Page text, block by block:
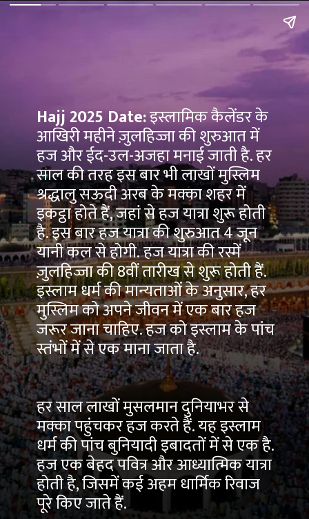
Hajj 2025 Date:इस्लामिक कैलेंडर के
आखिरी महीने ज़ुलहिज्जा की शुरुआत में
हज और ईद-उल-अजहा मनाई जाती है. हर
साल की तरह इस बार भी लाखों मुस्लिम
श्रद्धालु सऊदी अरब के मक्का शहर में
इकट्ठा होते हैं, जहां से हज यात्रा शुरू होती
है. इस बार हज यात्रा की शुरुआत 4 जून
यानी कल से होगी. हज यात्रा की रस्में
ज़ुलहिज्जा की 8वीं तारीख से शुरू होती हैं.
इस्लाम धर्म की मान्यताओं के अनुसार, हर
मुस्लिम को अपने जीवन में एक बार हज
जरूर जाना चाहिए. हज को इस्लाम के पांच
स्तंभों में से एक माना जाता है.
हर साल लाखों मुसलमान दुनियाभर से
मक्का पहुंचकर हज करते हैं. यह इस्लाम
धर्म की पांच बुनियादी इबादतों में से एक है.
हज एक बेहद पवित्र और आध्यात्मिक यात्रा
होती है, जिसमें कई अहम धार्मिक रिवाज
पूरे किए जाते हैं.